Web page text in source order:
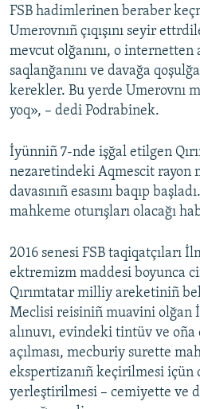
QOŞULIÑIZ!
RFE/RS bütün saytları
FSB hadimlerinen beraber
Umerovnıñ çıqışını seyir
mevcut olğanını, o internetten
saqlanğanını ve davağa
kerekler. Bu yerde Umerovnı
yoq», – dedi Podrabinek.
İyünniñ 7-nde işğal etilgen
nezaretindeki Aqmescit rayon
davasınıñ esasını baqıp
mahkeme oturışları olacağı
2016 senesi FSB taqiqatçıları
ektremizm maddesi boyunca
Qırımtatar milliy areketiniñ
Meclisi reisiniñ muavini olğan
alınuvı, evindeki tintüv ve oña
açılması, mecburiy surette
ekspertizanıñ keçirilmesi içün
yerleştirilmesi – cemiyette ve